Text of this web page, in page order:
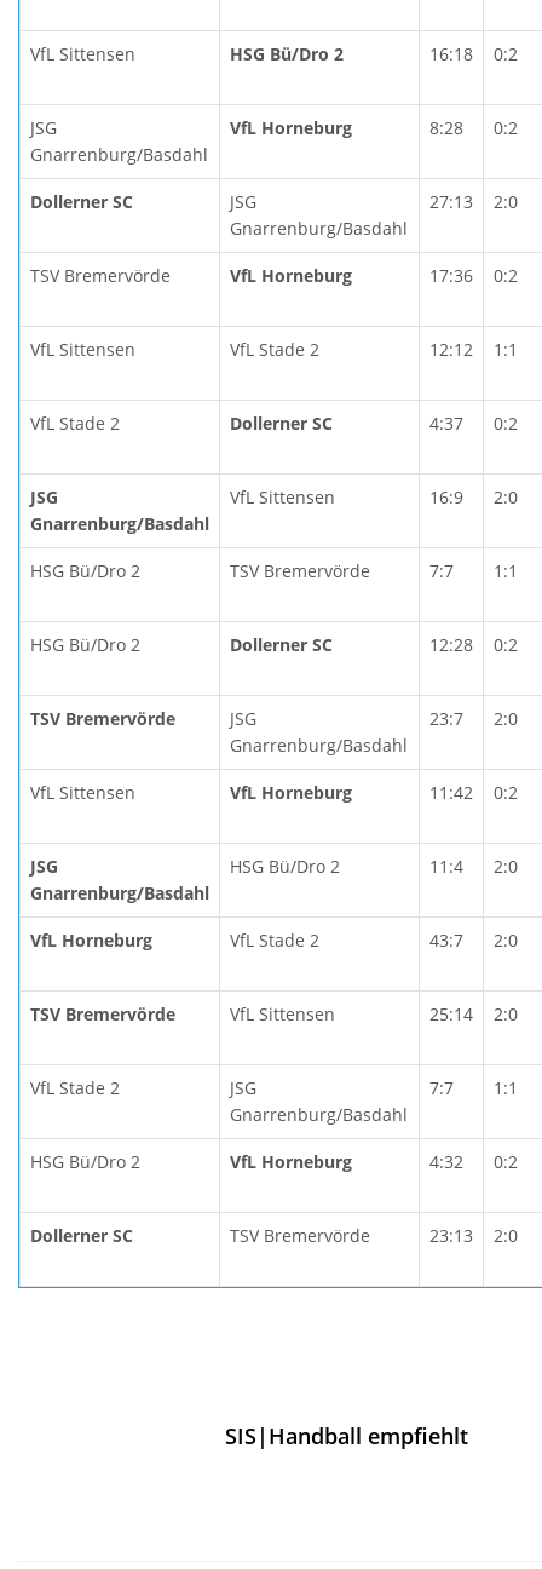
VfL Sittensen HSG Bü/Dro 2 16:18 0:2
JSG
Gnarrenburg/Basdahl
VfL Horneburg 8:28 0:2
Dollerner SC
JSG
Gnarrenburg/Basdahl
27:13 2:0
TSV Bremervörde VfL Horneburg 17:36 0:2
VfL Sittensen VfL Stade 2 12:12 1:1
VfL Stade 2 Dollerner SC 4:37 0:2
JSG
Gnarrenburg/Basdahl
VfL Sittensen 16:9 2:0
HSG Bü/Dro 2 TSV Bremervörde 7:7 1:1
HSG Bü/Dro 2 Dollerner SC 12:28 0:2
TSV Bremervörde
JSG
Gnarrenburg/Basdahl
23:7 2:0
VfL Sittensen VfL Horneburg 11:42 0:2
JSG
Gnarrenburg/Basdahl
HSG Bü/Dro 2 11:4 2:0
VfL Horneburg VfL Stade 2 43:7 2:0
TSV Bremervörde VfL Sittensen 25:14 2:0
VfL Stade 2
JSG
Gnarrenburg/Basdahl
7:7 1:1
HSG Bü/Dro 2 VfL Horneburg 4:32 0:2
Dollerner SC TSV Bremervörde 23:13 2:0
SIS|Handball empfiehlt